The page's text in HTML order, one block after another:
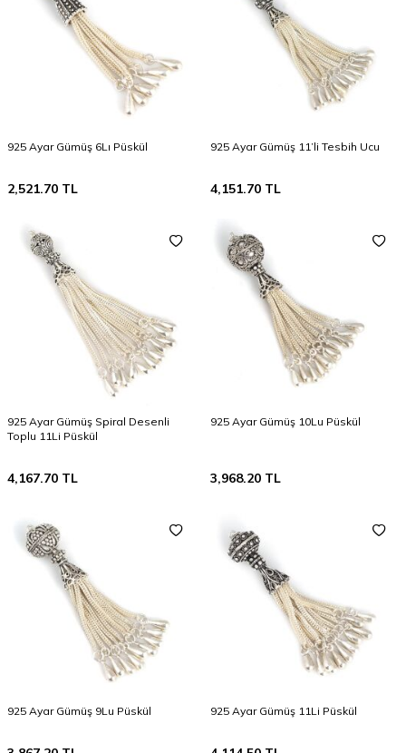
925 Ayar Gümüş 6Lı Püskül
2,521.70 TL
925 Ayar Gümüş 11’li Tesbih Ucu
4,151.70 TL
925 Ayar Gümüş Spiral Desenli
Toplu 11Li Püskül
4,167.70 TL
925 Ayar Gümüş 10Lu Püskül
3,968.20 TL
925 Ayar Gümüş 9Lu Püskül 925 Ayar Gümüş 11Li Püskül